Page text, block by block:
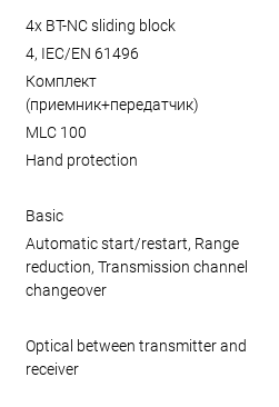
4x BT-NC sliding block
4, IEC/EN 61496
Комплект
(приемник+передатчик)
MLC 100
Hand protection
Basic
Automatic start/restart, Range
reduction, Transmission channel
changeover
Optical between transmitter and
receiver